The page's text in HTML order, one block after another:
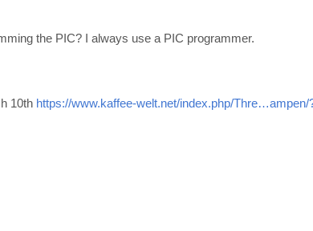
the PIC? I always use a PIC programmer.
10th https://www.kaffee-welt.net/index.php/Thre…ampen/